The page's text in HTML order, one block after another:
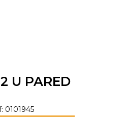
U PARED
0101945